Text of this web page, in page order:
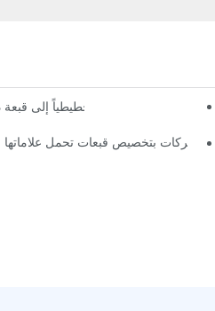
بريطاني رسماً تخطيطياً إلى قبعة
الشركات بتخصيص قبعات تحمل علاماتها